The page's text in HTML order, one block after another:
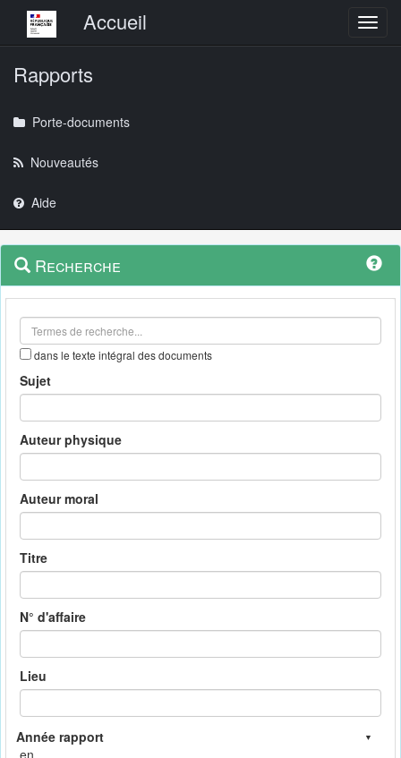
Menu principalAccueil
Rapports
Porte-documents
Nouveautés
Aide
Navigation
outils
Menu
contextuel
Recherche
dans le texte intégral des documents
Sujet
Auteur physique
Auteur moral
Titre
N° d'affaire
Lieu